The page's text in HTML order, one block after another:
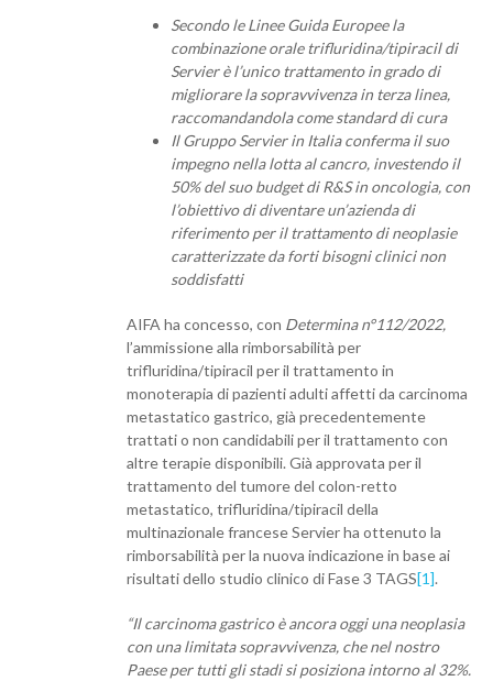
Secondo le Linee Guida Europee la
combinazione oraletrifluridina/tipiracil di
Servier è l’unico trattamento in grado di
migliorare la sopravvivenza in terza linea,
raccomandandola come standard di cura
Il Gruppo Servier in Italia conferma il suo
impegno nella lotta al cancro, investendo il
50% del suo budget di R&S in oncologia, con
l’obiettivo di diventare un’azienda di
riferimento per il tratta­mento di neoplasie
caratterizzate da forti bisogni clinici non
soddisfatti
AIFA ha concesso, con Determina n°112/2022,
l’ammissione alla rimborsabilità per
trifluridina/tipiracil per il trattamento in
monoterapia di pazienti adulti affetti da carcinoma
metastatico gastrico, già precedentemente
trattati o non candidabili per il trattamento con
altre terapie disponibili. Già approvata per il
trattamento del tumore del colon-retto
metastatico, trifluridina/tipiracil della
multinazionale francese Servier ha ottenuto la
rimborsabilità per la nuova indicazione in base ai
risultati dello studio clinico di Fase 3 TAGS[1].
“Il carcinoma gastrico è ancora oggi una neoplasia
con una limitata sopravvivenza, che nel nostro
Paese per tutti gli stadi si posiziona intorno al 32%.